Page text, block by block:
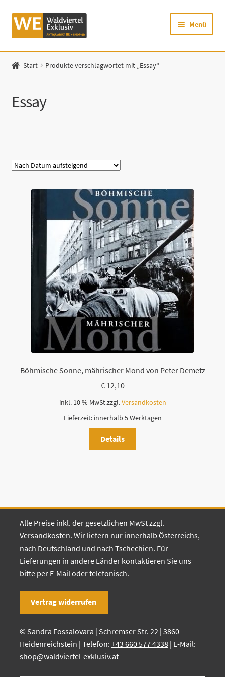
Zur
Navigation
Zum
Inhalt
Menü
Startseite
Mein Konto
Zur Waldviertel Exklusiv-Website
Start Produkte verschlagwortet mit „Essay“
Essay
Böhmische Sonne, mährischer Mond von Peter Demetz
€12,10
inkl. 10 % MwSt.zzgl.Versandkosten
Lieferzeit: innerhalb 5 Werktagen
Details
Alle Preise inkl. der gesetzlichen MwSt zzgl.
Versandkosten. Wir liefern nur innerhalb Österreichs,
nach Deutschland und nach Tschechien. Für
Lieferungen in andere Länder kontaktieren Sie uns
bitte per E-Mail oder telefonisch.
Vertrag widerrufen
© Sandra Fossalovara | Schremser Str. 22 | 3860
Heidenreichstein | Telefon: +43 660 577 4338| E-Mail:
shop@waldviertel-exklusiv.at